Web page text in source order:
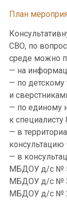
План
СВО, по
среде можно
— на
— по детскому
и
— по единому
к специалисту
— в
консультацию
— в
МБДОУ д/с № 5
МБДОУ д/с № 3
МБДОУ д/с № 2